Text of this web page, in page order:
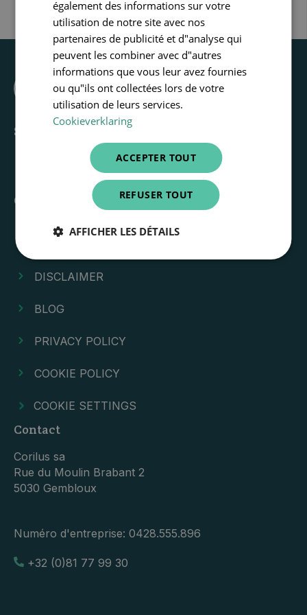
Suivez-nous
Quick Links
DISCLAIMER
BLOG
PRIVACY POLICY
COOKIE POLICY
COOKIE SETTINGS
Contact
Corilus sa
Rue du Moulin Brabant 2
5030 Gembloux
Numéro d'entreprise: 0428.555.896
+32 (0)81 77 99 30
également des informations sur votre
utilisation de notre site avec nos
partenaires de publicité et d"analyse qui
peuvent les combiner avec d"autres
informations que vous leur avez fournies
ou qu"ils ont collectées lors de votre
utilisation de leurs services.
Cookieverklaring
ACCEPTER TOUT
REFUSER TOUT
AFFICHER LES DÉTAILS